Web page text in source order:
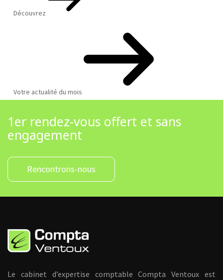
Découvrez
Votre actualité du mois
1er rendez-vous offert et sans
engagement
Rencontrons-nous
Le cabinet d’expertise comptable Compta Ventoux est